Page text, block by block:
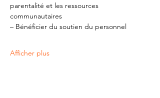
parentalité et les ressources
communautaires
– Bénéficier du soutien du personnel
Afficher plus